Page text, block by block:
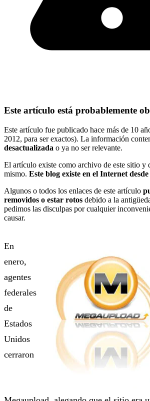
Este artículo está probablemente
Este artículo fue publicado hace más de 10
2012, para ser exactos). La información
desactualizada o ya no ser relevante.
El artículo existe como archivo de este sitio y
mismo. Este blog existe en el Internet desde
Algunos o todos los enlaces de este artículo
removidos o estar rotos debido a la
pedimos las disculpas por cualquier
causar.
En
enero,
agentes
federales
de
Estados
Unidos
cerraron